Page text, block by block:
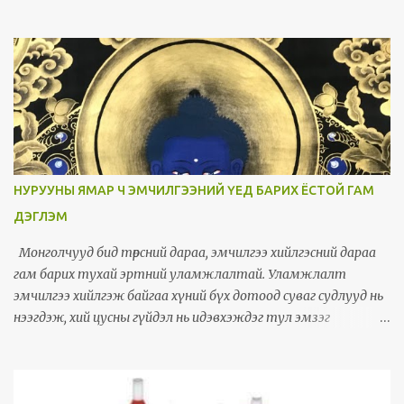
ОЙЛГОЛТ Остеоартрит ( эсвэл Остеоартроз ) өвчний үед
үүсдэг остеофит ( яс ургалт ) -ийн талаарх хамгийн
түгээмэл бөгөөд чухал буруу ойлголт нь тэдгээрийг зөвхөн өвчний
шалтгаан эсвэл хор хөнөөлтэй ургацаг хэмээн үздэг явдал юм.
Үнэн хэрэгтээ: Яс ургалт бол өвчин биш: Остеофит нь өөрөө бие
даасан өвчин биш. Харин Остеоартрит (үений мөгөөрс гэмтэх
өвчин) -ийн улмаас үений тогтвортой байдал алдагдахад
бие махбод тухайн үеийг засварлах, бэхжүүлэх гэсэн дасан
зохиолдлогоо юм. Ясны ургаль нь мөгөөрсийг хамгаалах, зөөлөн
эдийн давхарга элэгдэх үед үений ирмэгээр ургаж, холбогч
эдийн (шөрмөс, үений гэр) бэхлэгддэг хэсгүүдэд шинэ яс нэмж
үүсгэн үений талбайг томруу...
НУРУУНЫ ЯМАР Ч ЭМЧИЛГЭЭНИЙ ҮЕД БАРИХ ЁСТОЙ ГАМ
ДЭГЛЭМ
Монголчууд бид төрсний дараа, эмчилгээ хийлгэсний дараа
гам барих тухай эртний уламжлалтай. Уламжлалт
эмчилгээ хийлгэж байгаа хүний бүх дотоод суваг судлууд нь
нээгдэж, хий цусны гүйдэл нь идэвхэждэг тул эмзэг
эмчилгээ, хувь хүний онцлог, биеийн тамир тэнхээ, нас